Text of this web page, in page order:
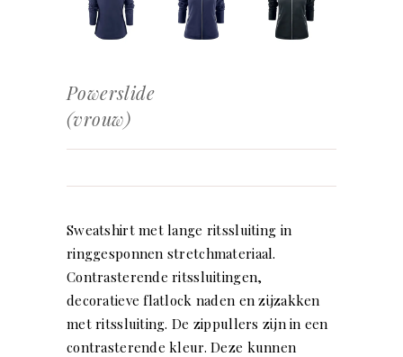
Powerslide
(vrouw)
Sweatshirt met lange ritssluiting in
ringgesponnen stretchmateriaal.
Contrasterende ritssluitingen,
decoratieve flatlock naden en zijzakken
met ritssluiting. De zippullers zijn in een
contrasterende kleur. Deze kunnen